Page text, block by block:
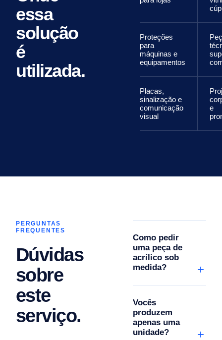
essa
solução
é
utilizada.
Proteções
para
máquinas e
equipamentos
Placas,
sinalização e
comunicação
visual
e
PERGUNTAS
FREQUENTES
Dúvidas
sobre
este
serviço.
Como pedir
uma peça de
acrílico sob
medida?
Vocês
produzem
apenas uma
unidade?